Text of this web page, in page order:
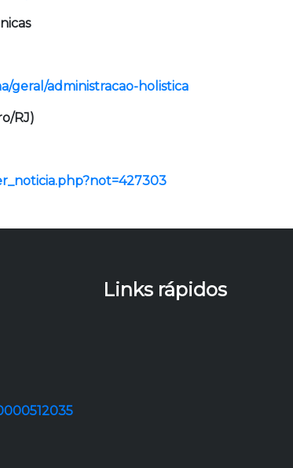
geral/administracao-holistica
RJ)
Links rápidos